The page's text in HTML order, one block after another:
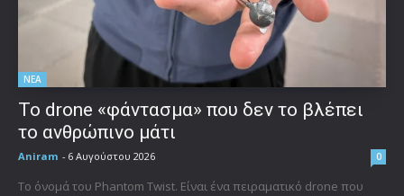
ΝΕΑ
Το drone «φάντασμα» που δεν το βλέπει
το ανθρώπινο μάτι
Aniram - 6 Αυγούστου 2026 0
Το όνομά του Phantom Twist. Είναι ένα πειραματικό drone που